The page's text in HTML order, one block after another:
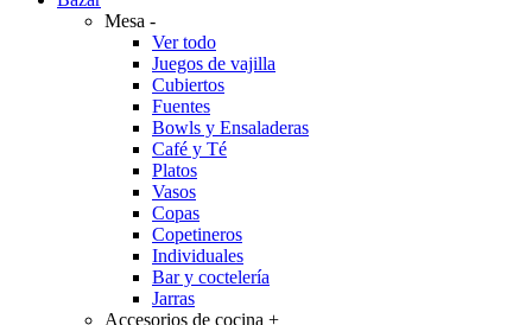
Mesa -
Ver todo
Juegos de vajilla
Cubiertos
Fuentes
Bowls y Ensaladeras
Café y Té
Platos
Vasos
Copas
Copetineros
Individuales
Bar y coctelería
Jarras
Accesorios de cocina +